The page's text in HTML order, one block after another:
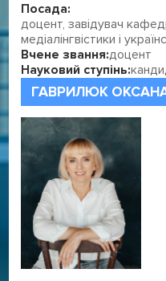
Посада:
доцент, завідувач
медіалінгвістики і
Вчене звання:доцент
Науковий ступінь:
ГАВРИЛЮК